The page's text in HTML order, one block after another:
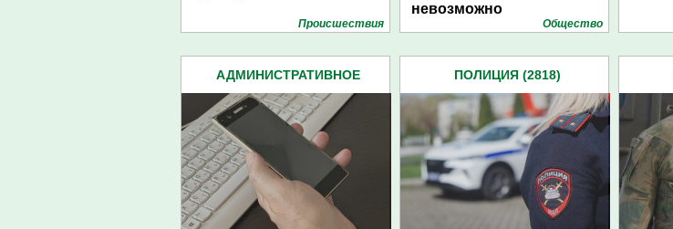
Проиcшествия
невозможно
Общество
АДМИНИСТРАТИВНОЕ
ПОЛИЦИЯ (2818)